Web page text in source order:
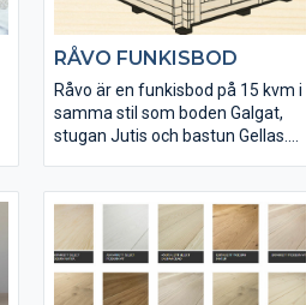
RÅVO FUNKISBOD
Råvo är en funkisbod på 15 kvm i
samma stil som boden Galgat,
stugan Jutis och bastun Gellas.